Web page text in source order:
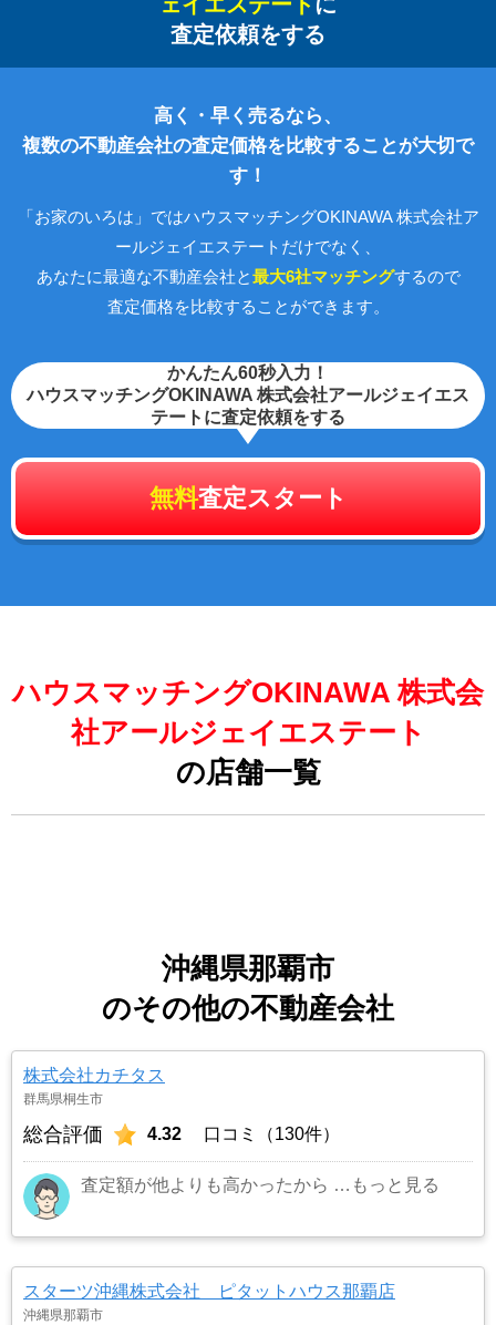
査定依頼をする
高く・早く売るなら、
複数の不動産会社の査定価格を比較することが大切で
す！
「お家のいろは」ではハウスマッチングOKINAWA 株式会社ア
ールジェイエステートだけでなく、
あなたに最適な不動産会社と最大6社マッチングするので
査定価格を比較することができます。
かんたん60秒入力！
ハウスマッチングOKINAWA 株式会社アールジェイエス
テートに査定依頼をする
無料査定スタート
ハウスマッチングOKINAWA 株式会
社アールジェイエステート
の店舗一覧
沖縄県那覇市
のその他の不動産会社
株式会社カチタス
群馬県桐生市
総合評価 4.32 口コミ（130件）
査定額が他よりも高かったから …もっと見る
スターツ沖縄株式会社 ピタットハウス那覇店
沖縄県那覇市